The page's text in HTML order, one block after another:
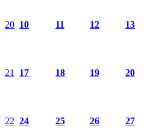
20 10 11 12 13
21 17 18 19 20
22 24 25 26 27